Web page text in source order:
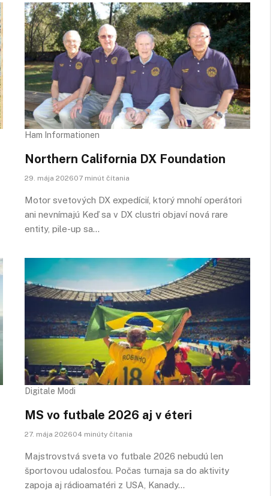
Ham Informationen
Northern California DX Foundation
29. mája 202607 minút čítania
Motor svetových DX expedícií, ktorý mnohí operátori
ani nevnímajú Keď sa v DX clustri objaví nová rare
entity, pile-up sa…
Digitale Modi
MS vo futbale 2026 aj v éteri
27. mája 202604 minúty čítania
Majstrovstvá sveta vo futbale 2026 nebudú len
športovou udalosťou. Počas turnaja sa do aktivity
zapoja aj rádioamatéri z USA, Kanady…